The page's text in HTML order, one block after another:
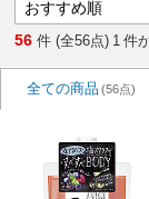
56 件 (全56点) 1 件
全ての商品 (56点)